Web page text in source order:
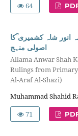
64
انور شاہ کشمیری ؒکا
اصولی منہج
Allama Anwar Shah
Rulings from
Al-Araf Al-Shazi)
Muhammad Shahid
71